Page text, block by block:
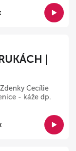
|
Cecílie
- káže dp.